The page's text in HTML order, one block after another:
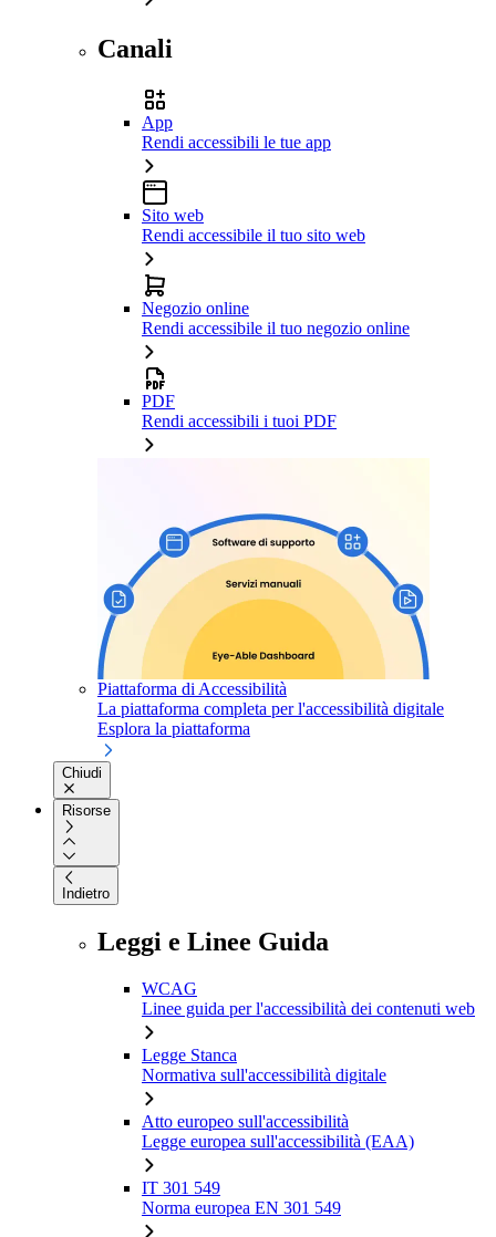
Canali
App
Rendi accessibili le tue app
Sito web
Rendi accessibile il tuo sito web
Negozio online
Rendi accessibile il tuo negozio online
PDF
Rendi accessibili i tuoi PDF
Piattaforma di Accessibilità
La piattaforma completa per l'accessibilità digitale
Esplora la piattaforma
Chiudi
Risorse
Indietro
Leggi e Linee Guida
WCAG
Linee guida per l'accessibilità dei contenuti web
Legge Stanca
Normativa sull'accessibilità digitale
Atto europeo sull'accessibilità
Legge europea sull'accessibilità (EAA)
IT 301 549
Norma europea EN 301 549